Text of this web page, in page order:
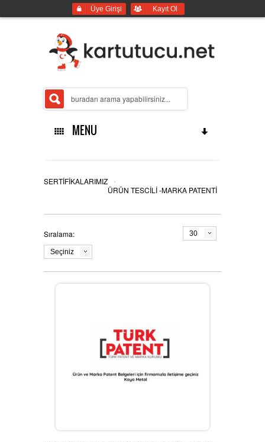
Üye Girişi Kayıt Ol
MENU
ANASAYFA
İMALATLARIMIZ
YOU TUBE
SERTİFİKALARIMIZ
›
ÜRÜN TESCİLİ -MARKA PATENTİ
Sıralama:
Seçiniz
30